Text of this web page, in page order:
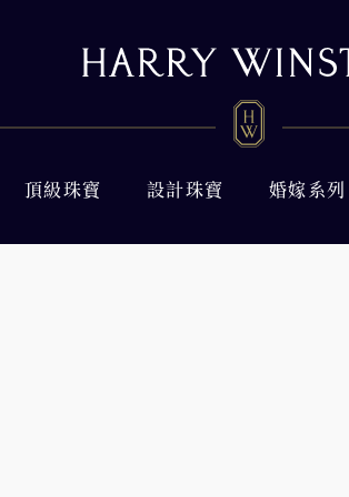
頂級珠寶 設計珠寶 婚嫁系列